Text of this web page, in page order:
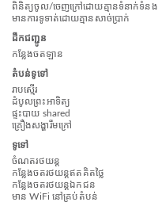
ពិនិត្យចូល/ចេញក្រៅដោយគ្មានទំនាក់ទំនង
មានការទូទាត់ដោយគ្មានសាច់ប្រាក់
ដឹកជញ្ជូន
កន្លែង​ចត​ឡាន
តំបន់ទូទៅ
រាបស្មើរ
ដំបូលព្រះអាទិត្យ
ផ្ទះបាយ shared
គ្រឿងសង្ហារឹមក្រៅ
ទូទៅ
ចំណតរថយន្ត
កន្លែងចតរថយន្តឥតគិតថ្លៃ
កន្លែងចតរថយន្តឯកជន
មាន WiFi នៅគ្រប់តំបន់